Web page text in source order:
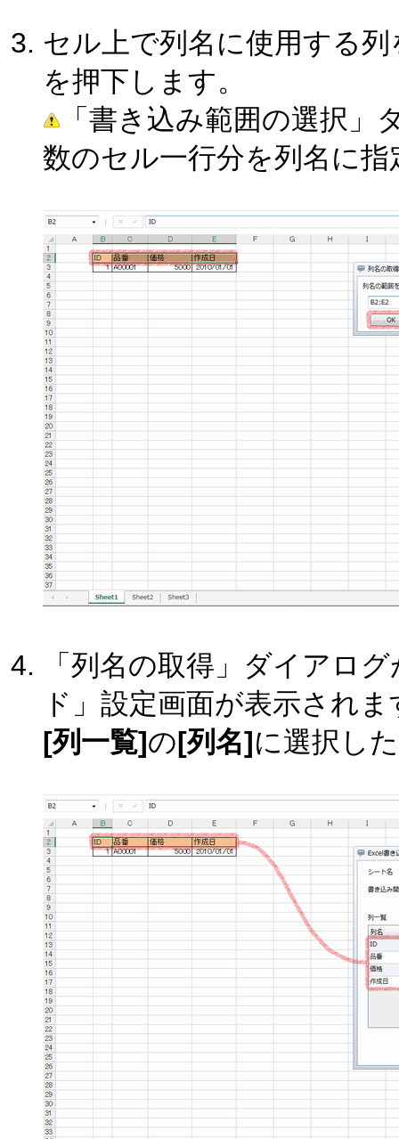
セル上で列名に使用する
を押下します。
「書き込み範囲の選択
数のセル一行分を列名に
「列名の取得」ダイアロ
ド」設定画面が表示されま
[列一覧]の[列名]に選択し